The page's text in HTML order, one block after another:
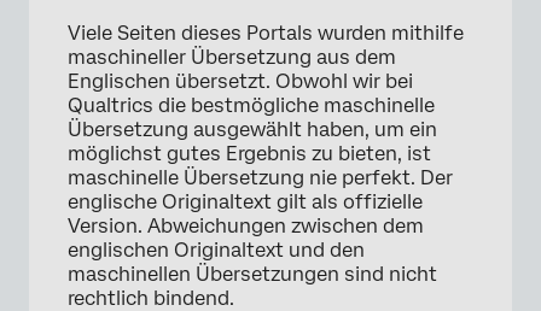
Viele Seiten dieses Portals wurden mithilfe
maschineller Übersetzung aus dem
Englischen übersetzt. Obwohl wir bei
Qualtrics die bestmögliche maschinelle
Übersetzung ausgewählt haben, um ein
möglichst gutes Ergebnis zu bieten, ist
maschinelle Übersetzung nie perfekt. Der
englische Originaltext gilt als offizielle
Version. Abweichungen zwischen dem
englischen Originaltext und den
maschinellen Übersetzungen sind nicht
rechtlich bindend.